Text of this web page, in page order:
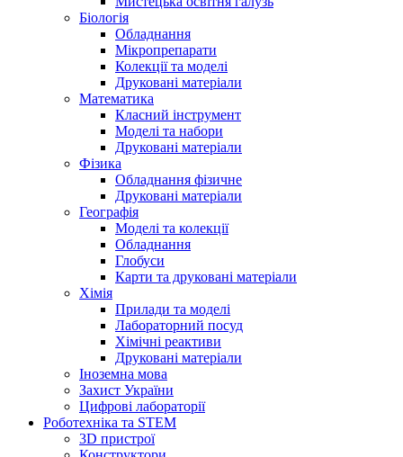
Біологія
Обладнання
Мікропрепарати
Колекції та моделі
Друковані матеріали
Математика
Класний інструмент
Моделі та набори
Друковані матеріали
Фізика
Обладнання фізичне
Друковані матеріали
Географія
Моделі та колекції
Обладнання
Глобуси
Карти та друковані матеріали
Хімія
Прилади та моделі
Лабораторний посуд
Хімічні реактиви
Друковані матеріали
Іноземна мова
Захист України
Цифрові лабораторії
Роботехніка та STEM
3D пристрої